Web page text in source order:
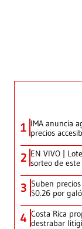
1 IMA anuncia
precios
2 EN VIVO |
sorteo de
3 Suben
$0.26 por
4 Costa Rica
destrabar